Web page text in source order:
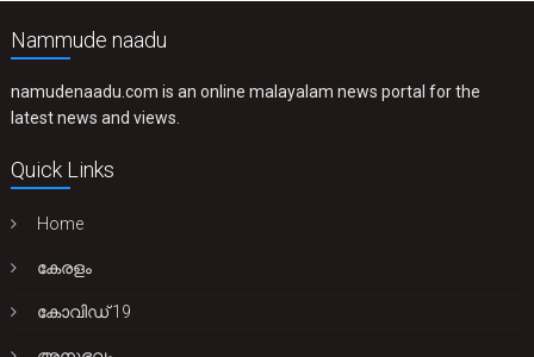
Nammude naadu
namudenaadu.com is an online malayalam news portal for the
latest news and views.
Quick Links
Home
കേരളം
കോവിഡ് 19